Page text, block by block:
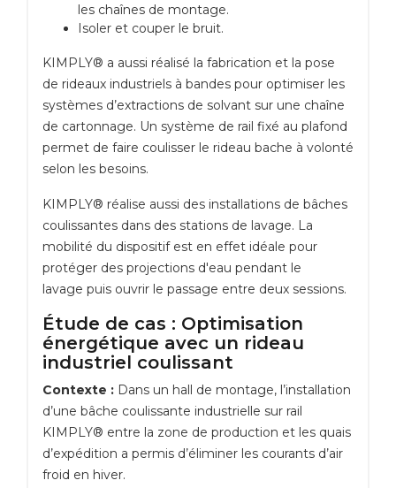
les chaînes de montage.
Isoler et couper le bruit.
KIMPLY® a aussi réalisé la fabrication et la pose
de rideaux industriels à bandes pour optimiser les
systèmes d’extractions de solvant sur une chaîne
de cartonnage. Un système de rail fixé au plafond
permet de faire coulisser le rideau bache à volonté
selon les besoins.
KIMPLY® réalise aussi des installations de bâches
coulissantes dans des stations de lavage. La
mobilité du dispositif est en effet idéale pour
protéger des projections d'eau pendant le
lavage puis ouvrir le passage entre deux sessions.
Étude de cas : Optimisation
énergétique avec un rideau
industriel coulissant
Contexte : Dans un hall de montage, l’installation
d’une bâche coulissante industrielle sur rail
KIMPLY® entre la zone de production et les quais
d’expédition a permis d’éliminer les courants d’air
froid en hiver.